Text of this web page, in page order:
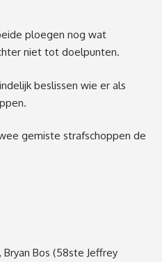
ploegen nog wat
niet tot doelpunten.
beslissen wie er als
gemiste strafschoppen de
Bryan Bos (58ste Jeffrey